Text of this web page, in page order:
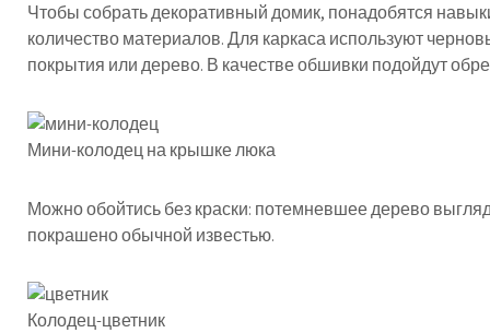
Чтобы собрать декоративный домик, понадобятся
количество материалов. Для каркаса используют
покрытия или дерево. В качестве обшивки подойдут
Мини-колодец на крышке люка
Можно обойтись без краски: потемневшее дерево
покрашено обычной известью.
Колодец-цветник